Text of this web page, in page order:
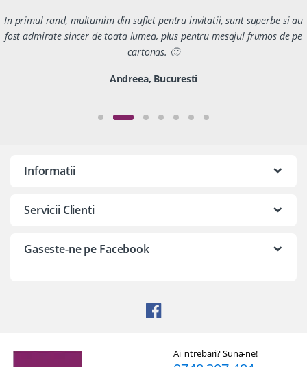
In primul rand, multumim din suflet pentru invitatii, sunt superbe si au
fost admirate sincer de toata lumea, plus pentru mesajul frumos de pe
cartonas. 🙂
Andreea, Bucuresti
Informatii
Servicii Clienti
Gaseste-ne pe Facebook
Ai intrebari? Suna-ne!